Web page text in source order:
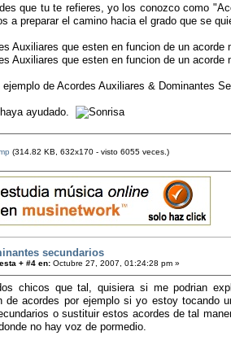
que tu te refieres, yo los conozco como
a preparar el camino hacia el grado que se
Auxiliares que esten en funcion de un acorde
Auxiliares que esten en funcion de un acorde
ejemplo de Acordes Auxiliares & Dominantes
ayudado.
(314.82 KB, 632x170 - visto 6055 veces.)
secundarios
+ #4 en: Octubre 27, 2007, 01:24:28 pm »
chicos que tal, quisiera si me podrian
de acordes por ejemplo si yo estoy
o sustituir estos acordes de tal
no hay voz de pormedio.